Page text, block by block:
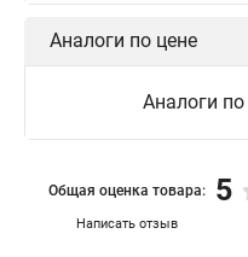
Аналоги по цене
Аналоги
Написать отзыв
Общая оценка товара: 5